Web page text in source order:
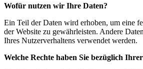
Wofür nutzen wir Ihre Daten?
Ein Teil der Daten wird erhoben, um eine
der Website zu gewährleisten. Andere
Ihres Nutzerverhaltens verwendet werden.
Welche Rechte haben Sie bezüglich